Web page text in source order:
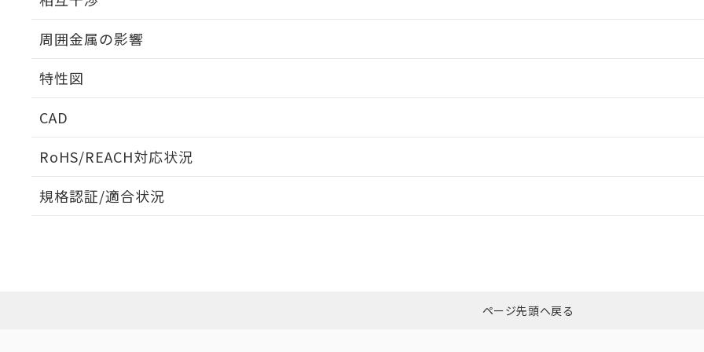
周囲金属の影響
特性図
CAD
RoHS/REACH対応状況
EU RoHS 注意事項・凡例
ダウンロードはこちら
規格認証/適合状況
ページ先頭へ戻る